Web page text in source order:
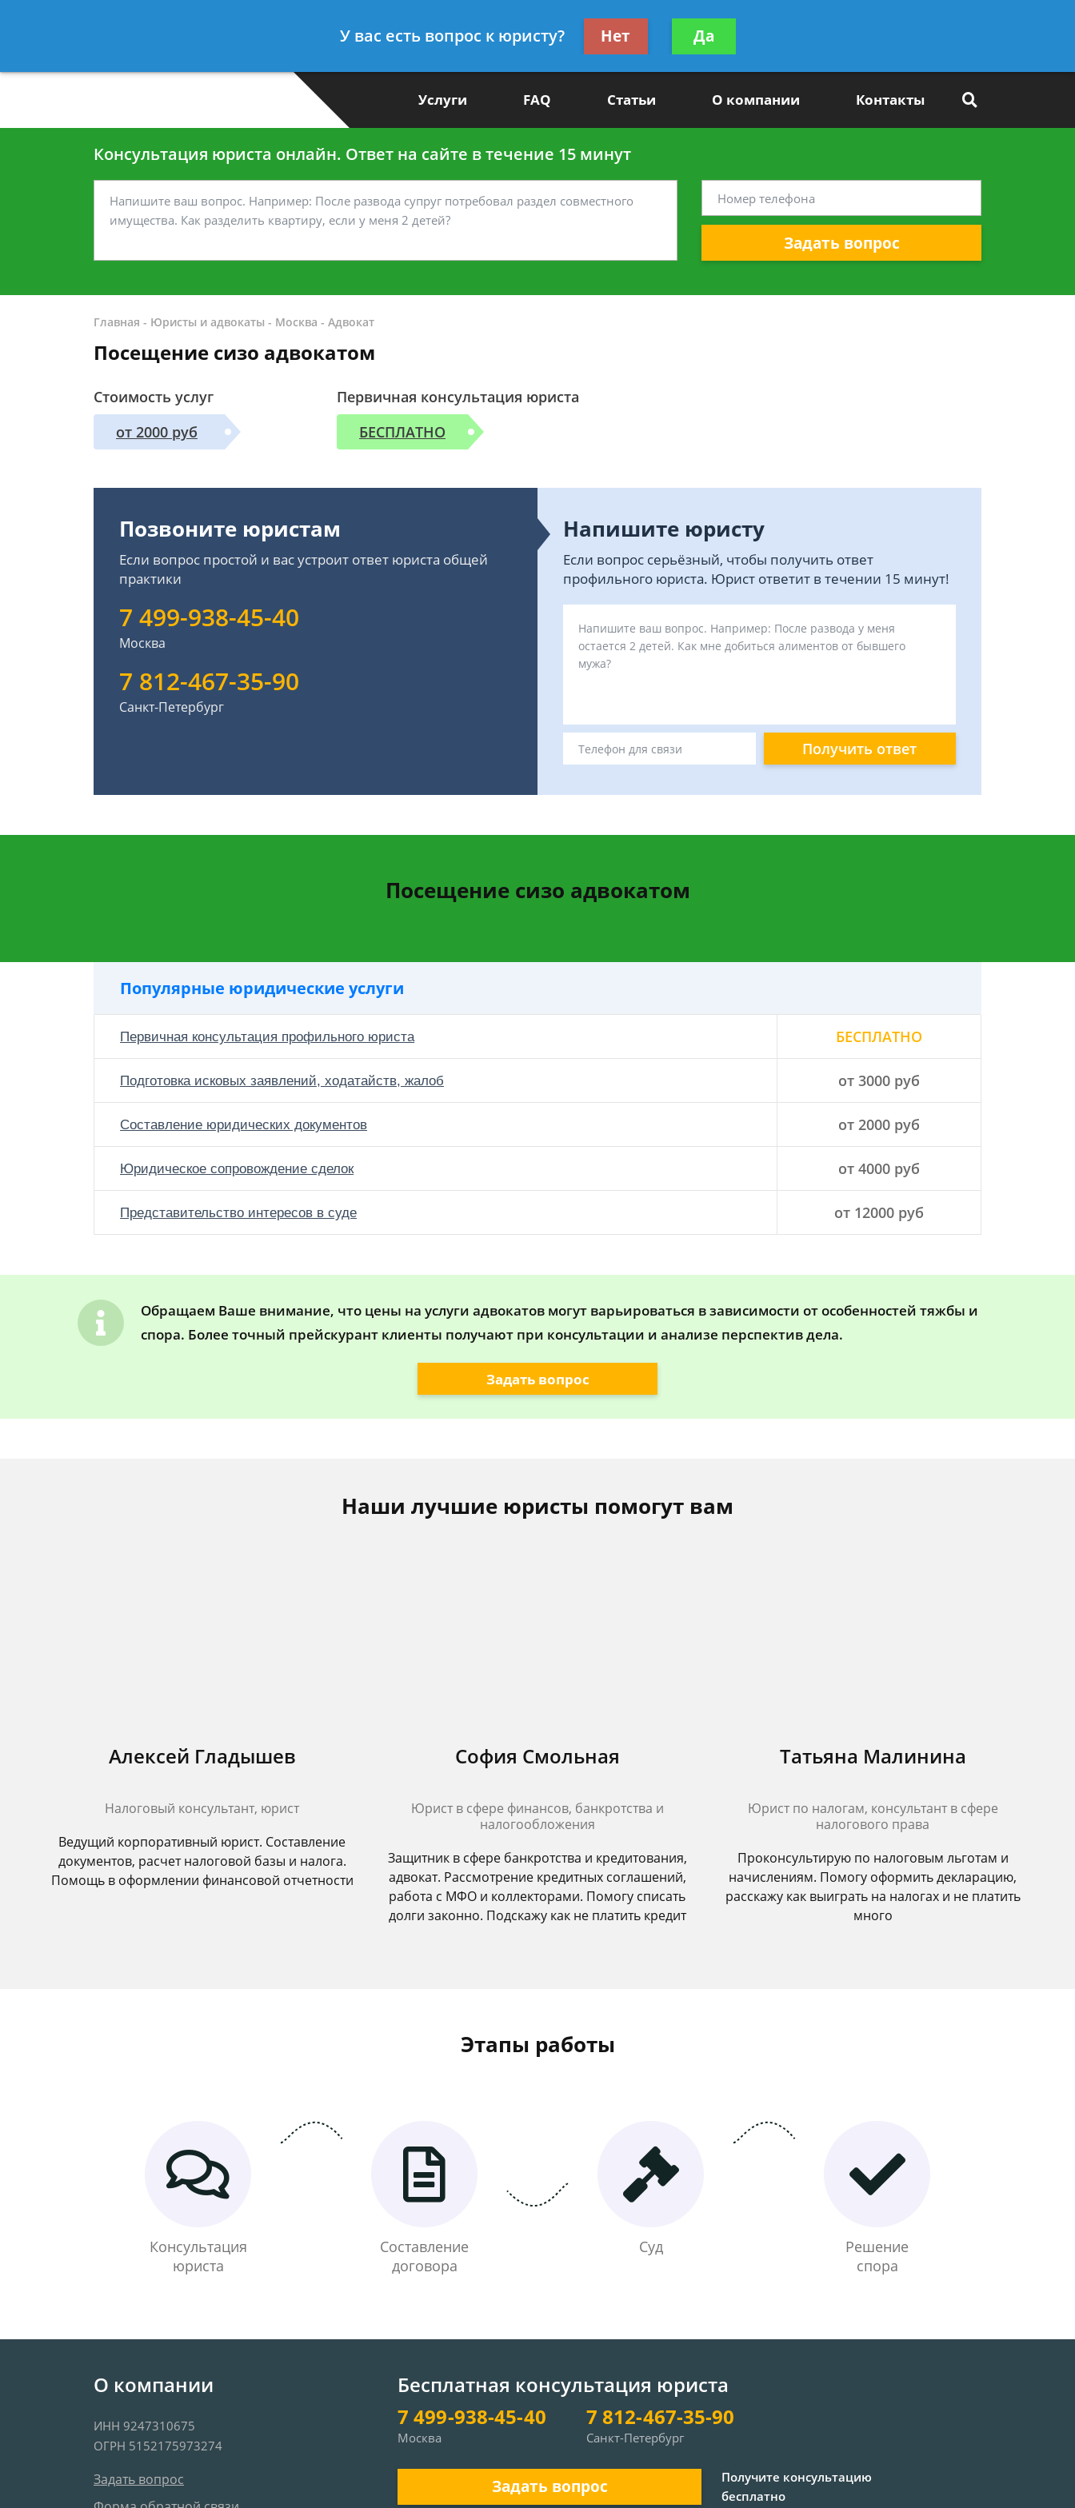
7 812-467-35-90
Получите консультацию
бесплатно
Услуги FAQ Статьи О компании Контакты
Консультация юриста онлайн. Ответ на сайте в течение 15 минут
Задать вопрос
Главная - Юристы и адвокаты - Москва - Адвокат
Посещение сизо адвокатом
Стоимость услуг
от 2000 руб
Первичная консультация юриста
БЕСПЛАТНО
Позвоните юристам
Если вопрос простой и вас устроит ответ юриста общей
практики
7 499-938-45-40
Москва
7 812-467-35-90
Санкт-Петербург
Напишите юристу
Если вопрос серьёзный, чтобы получить ответ
профильного юриста. Юрист ответит в течении 15 минут!
Получить ответ
Посещение сизо адвокатом
Популярные юридические услуги
Первичная консультация профильного юриста БЕСПЛАТНО
Подготовка исковых заявлений, ходатайств, жалоб от 3000 руб
Составление юридических документов от 2000 руб
Юридическое сопровождение сделок от 4000 руб
Представительство интересов в суде от 12000 руб
Обращаем Ваше внимание, что цены на услуги адвокатов могут варьироваться в зависимости от особенностей тяжбы и
спора. Более точный прейскурант клиенты получают при консультации и анализе перспектив дела.
Задать вопрос
Наши лучшие юристы помогут вам
Алексей Гладышев
Налоговый консультант, юрист
Ведущий корпоративный юрист. Составление
документов, расчет налоговой базы и налога.
Помощь в оформлении финансовой отчетности
София Смольная
Юрист в сфере финансов, банкротства и
налогообложения
Защитник в сфере банкротства и кредитования,
адвокат. Рассмотрение кредитных соглашений,
работа с МФО и коллекторами. Помогу списать
долги законно. Подскажу как не платить кредит
Татьяна Малинина
Юрист по налогам, консультант в сфере
налогового права
Проконсультирую по налоговым льготам и
начислениям. Помогу оформить декларацию,
расскажу как выиграть на налогах и не платить
много
Этапы работы
Консультация
юриста
Составление
договора
Суд
Решение
спора
О компании
ИНН 9247310675
ОГРН 5152175973274
Задать вопрос
Бесплатная консультация юриста
7 499-938-45-40
Москва
7 812-467-35-90
Санкт-Петербург
Задать вопрос
Получите консультацию
бесплатно
У вас есть вопрос к юристу? Нет Да